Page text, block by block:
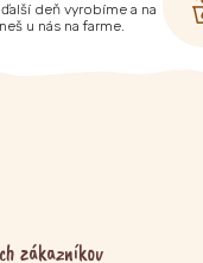
deň vyrobíme a na
u nás na farme.
zákazníkov